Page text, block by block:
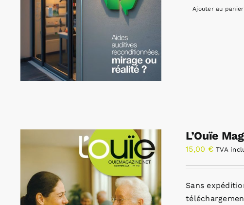
Ajouter au panier
L’Ouïe
15,00 € TVA
Sans